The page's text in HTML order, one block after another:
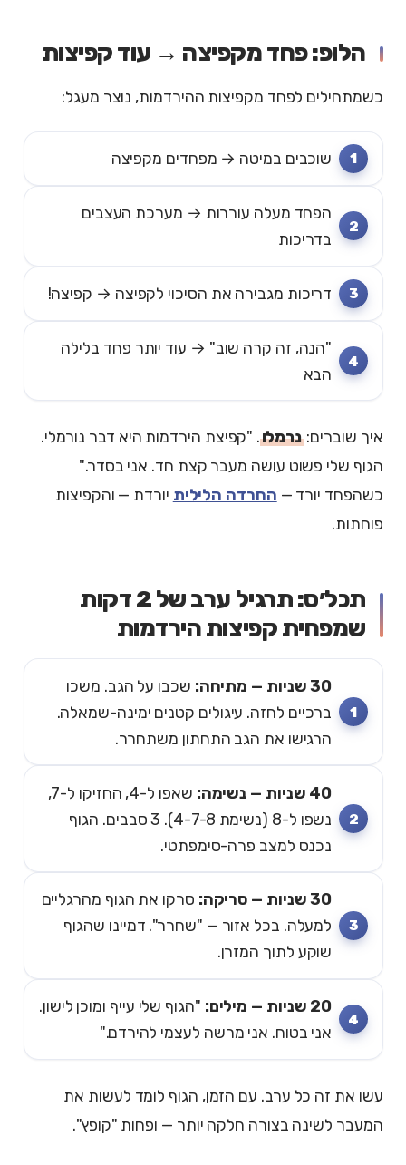
הלופ: פחד מקפיצה → עוד קפיצות
כשמתחילים לפחד מקפיצות ההירדמות, נוצר מעגל:
שוכבים במיטה → מפחדים מקפיצה
הפחד מעלה עוררות → מערכת העצבים
בדריכות
דריכות מגבירה את הסיכוי לקפיצה → קפיצה!
"הנה, זה קרה שוב" → עוד יותר פחד בלילה
הבא
איך שוברים:נרמלו. "קפיצת הירדמות היא דבר נורמלי.
הגוף שלי פשוט עושה מעבר קצת חד. אני בסדר."
כשהפחד יורד — החרדה הלילית יורדת — והקפיצות
פוחתות.
תכל׳ס: תרגיל ערב של 2 דקות
שמפחית קפיצות הירדמות
30 שניות — מתיחה:
שכבו על הגב. משכו
ברכיים לחזה. עיגולים קטנים ימינה-שמאלה.
הרגישו את הגב התחתון משתחרר.
40 שניות — נשימה:
שאפו ל-4, החזיקו ל-7,
נשפו ל-8 (נשימת 4-7-8). 3 סבבים. הגוף
נכנס למצב פרה-סימפתטי.
30 שניות — סריקה:
סרקו את הגוף מהרגליים
למעלה. בכל אזור — "שחרר". דמיינו שהגוף
שוקע לתוך המזרן.
20 שניות — מילים:
"הגוף שלי עייף ומוכן לישון.
אני בטוח. אני מרשה לעצמי להירדם."
עשו את זה כל ערב. עם הזמן, הגוף לומד לעשות את
המעבר לשינה בצורה חלקה יותר — ופחות "קופץ".